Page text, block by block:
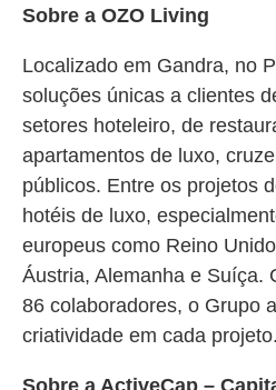
Sobre a OZO Living
Localizado em Gandra, no
soluções únicas a clientes
setores hoteleiro, de
apartamentos de luxo,
públicos. Entre os projetos
hotéis de luxo,
europeus como Reino
Áustria, Alemanha e Suíça.
86 colaboradores, o Grupo
criatividade em cada projeto.
Sobre a ActiveCap –